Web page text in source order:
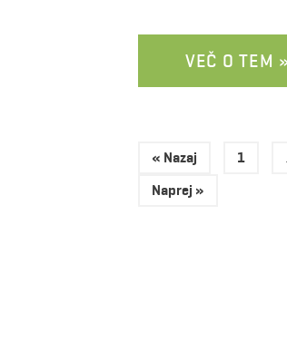
VEČ O TEM
« Nazaj 1
Naprej »